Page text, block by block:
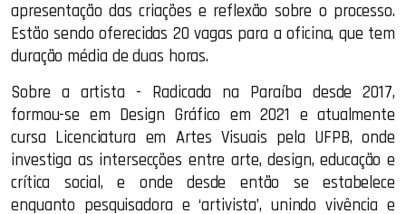
apresentação das criações e reflexão sobre o processo.
Estão sendo oferecidas 20 vagas para a oficina, que tem
duração média de duas horas.
Sobre a artista - Radicada na Paraíba desde 2017,
formou-se em Design Gráfico em 2021 e atualmente
cursa Licenciatura em Artes Visuais pela UFPB, onde
investiga as intersecções entre arte, design, educação e
crítica social, e onde desde então se estabelece
enquanto pesquisadora e ‘artivista’, unindo vivência e